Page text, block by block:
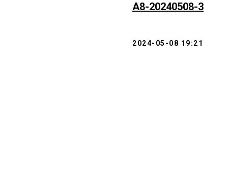
А8-20240508-3
2024-05-08 19:21